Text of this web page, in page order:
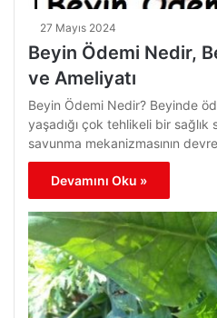
27 Mayıs 2024
Beyin Ödemi Nedir,
ve Ameliyatı
Beyin Ödemi Nedir? Beyinde
yaşadığı çok tehlikeli bir
savunma mekanizmasının
Devamını Oku »